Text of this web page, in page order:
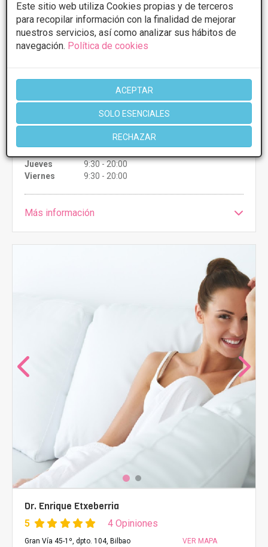
Este sitio web utiliza Cookies propias y de terceros
para recopilar información con la finalidad de mejorar
nuestros servicios, así como analizar sus hábitos de
navegación. Política de cookies
ACEPTAR
SOLO ESENCIALES
RECHAZAR
PRIMERA CONSULTA GRATUITA & FINANCIACIÓN A
MEDIDA
Mentoplastia
Desde 2000€
Presupuestos con5% de descuento *
Lunes
9:30 - 20:00
9:30 - 20:00
Jueves
9:30 - 20:00
Viernes
9:30 - 20:00
Más información
Dr. Enrique Etxeberria
5 4 Opiniones
Gran Vía 45-1º, dpto. 104, Bilbao VER MAPA